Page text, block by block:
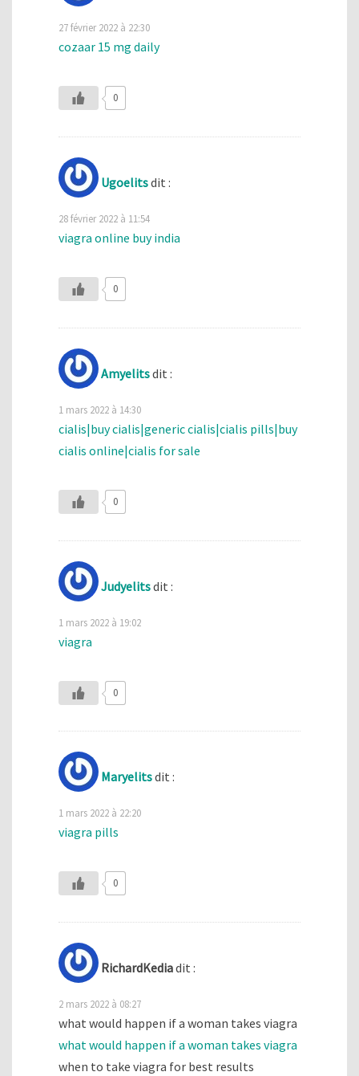
27 février 2022 à 22:30
cozaar 15 mg daily
0
Ugoelitsdit :
28 février 2022 à 11:54
viagra online buy india
0
Amyelitsdit :
1 mars 2022 à 14:30
cialis|buy cialis|generic cialis|cialis pills|buy
cialis online|cialis for sale
0
Judyelitsdit :
1 mars 2022 à 19:02
viagra
0
Maryelitsdit :
1 mars 2022 à 22:20
viagra pills
0
RichardKediadit :
2 mars 2022 à 08:27
what would happen if a woman takes viagra
what would happen if a woman takes viagra
when to take viagra for best results